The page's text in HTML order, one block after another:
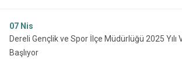
07 Nis
Dereli Gençlik ve Spor İlçe Müdürlüğü 2025 Yılı
Başlıyor